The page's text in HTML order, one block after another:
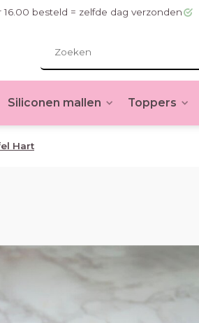
16.00 besteld = zelfde dag verzonden
Siliconen mallen Toppers
Hart